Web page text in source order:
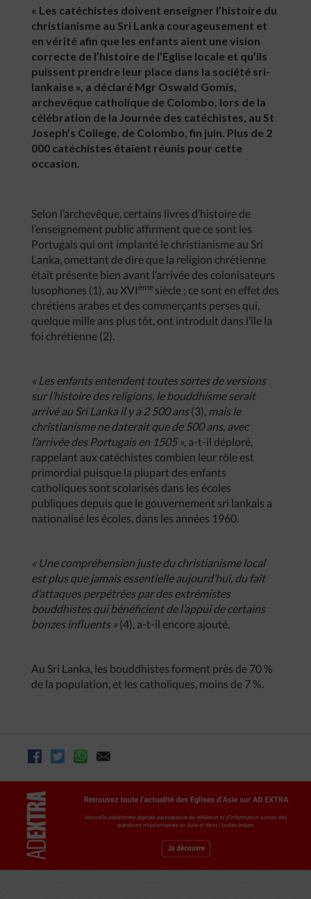
« Les catéchistes doivent enseigner l’histoire du
christianisme au Sri Lanka courageusement et
en vérité afin que les enfants aient une vision
correcte de l’histoire de l’Eglise locale et qu’ils
puissent prendre leur place dans la société sri-
lankaise », a déclaré Mgr Oswald Gomis,
archevêque catholique de Colombo, lors de la
célébration de la Journée des catéchistes, au St
Joseph’s College, de Colombo, fin juin. Plus de 2
000 catéchistes étaient réunis pour cette
occasion.
Selon l’archevêque, certains livres d’histoire de
l’enseignement public affirment que ce sont les
Portugais qui ont implanté le christianisme au Sri
Lanka, omettant de dire que la religion chrétienne
était présente bien avant l’arrivée des colonisateurs
lusophones (1), au XVIème siècle ; ce sont en effet des
chrétiens arabes et des commerçants perses qui,
quelque mille ans plus tôt, ont introduit dans l’île la
foi chrétienne (2).
« Les enfants entendent toutes sortes de versions
sur l’histoire des religions, le bouddhisme serait
arrivé au Sri Lanka il y a 2 500 ans(3), mais le
christianisme ne daterait que de 500 ans, avec
l’arrivée des Portugais en 1505 », a-t-il déploré,
rappelant aux catéchistes combien leur rôle est
primordial puisque la plupart des enfants
catholiques sont scolarisés dans les écoles
publiques depuis que le gouvernement sri lankais a
nationalisé les écoles, dans les années 1960.
« Une compréhension juste du christianisme local
est plus que jamais essentielle aujourd’hui, du fait
d’attaques perpétrées par des extrémistes
bouddhistes qui bénéficient de l’appui de certains
bonzes influents » (4), a-t-il encore ajouté.
Au Sri Lanka, les bouddhistes forment près de 70 %
de la population, et les catholiques, moins de 7 %.